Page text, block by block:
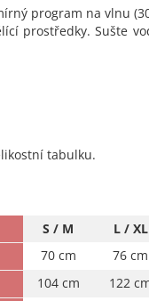
program na vlnu
prostředky. Sušte
tabulku.
S / M
L / XL
70 cm
76 cm
104 cm
122